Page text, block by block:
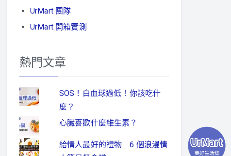
UrMart 團隊
UrMart 開箱實測
熱門文章
SOS！白血球過低！你該吃什
麼？
心臟喜歡什麼維生素？
給情人最好的禮物 6 個浪漫情